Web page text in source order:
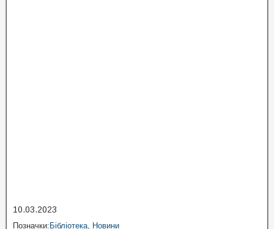
10.03.2023
Позначки:Бібліотека Новини